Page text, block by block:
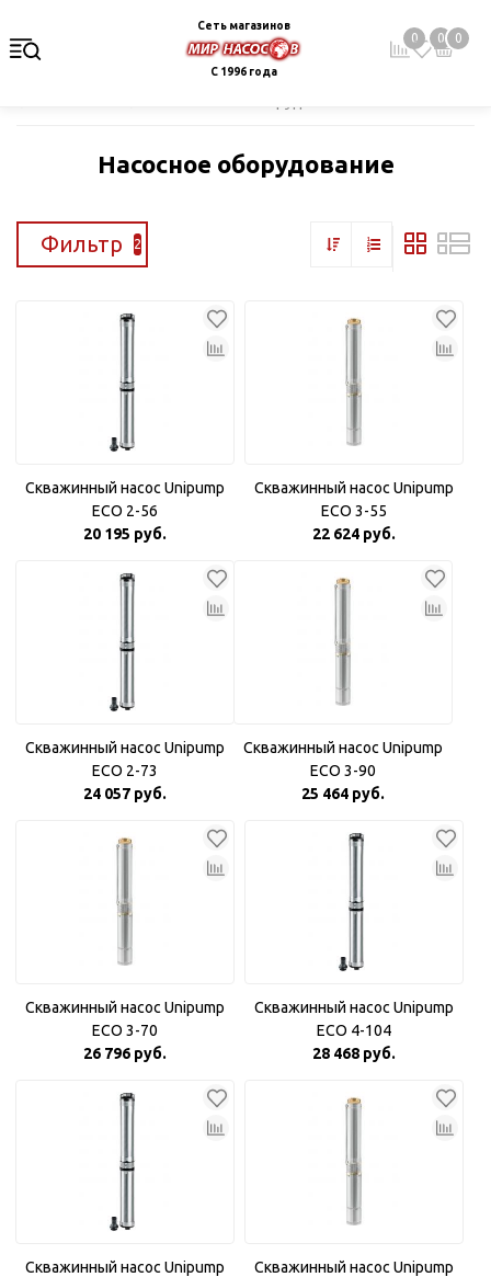
Сеть магазинов
С 1996 года
0 0 0
Насосное оборудование
Фильтр 2
Скважинный насос Unipump
ECO 2-56
20 195 руб.
Скважинный насос Unipump
ECO 3-55
22 624 руб.
Скважинный насос Unipump
ECO 2-73
24 057 руб.
Скважинный насос Unipump
ECO 3-90
25 464 руб.
Скважинный насос Unipump
ECO 3-70
26 796 руб.
Скважинный насос Unipump
ECO 4-104
28 468 руб.
Скважинный насос Unipump
Скважинный насос Unipump